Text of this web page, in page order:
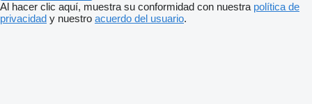
Al hacer clic aquí, muestra su conformidad con nuestra política de
privacidad y nuestro acuerdo del usuario.